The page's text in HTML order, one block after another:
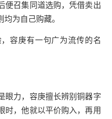
便召集同道选购，凭借卖出
为自己购藏。
容庚有一句广为流传的名
眼力，容庚擅长辨别铜器字
时，他就以平价购入，再用